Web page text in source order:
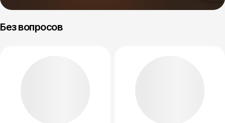
Без вопросов